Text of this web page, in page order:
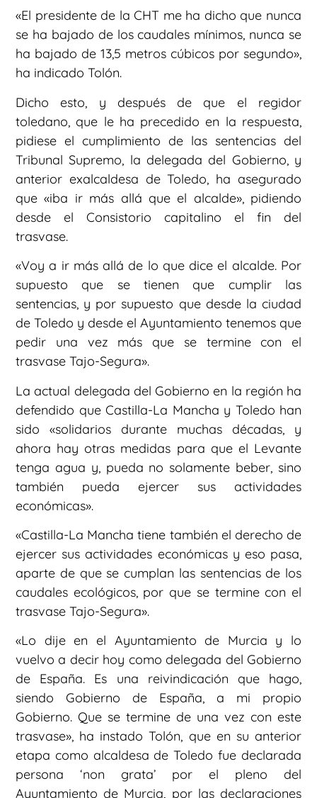
«El presidente de la CHT me ha dicho que nunca
se ha bajado de los caudales mínimos, nunca se
ha bajado de 13,5 metros cúbicos por segundo»,
ha indicado Tolón.
Dicho esto, y después de que el regidor
toledano, que le ha precedido en la respuesta,
pidiese el cumplimiento de las sentencias del
Tribunal Supremo, la delegada del Gobierno, y
anterior exalcaldesa de Toledo, ha asegurado
que «iba ir más allá que el alcalde», pidiendo
desde el Consistorio capitalino el fin del
trasvase.
«Voy a ir más allá de lo que dice el alcalde. Por
supuesto que se tienen que cumplir las
sentencias, y por supuesto que desde la ciudad
de Toledo y desde el Ayuntamiento tenemos que
pedir una vez más que se termine con el
trasvase Tajo-Segura».
La actual delegada del Gobierno en la región ha
defendido que Castilla-La Mancha y Toledo han
sido «solidarios durante muchas décadas, y
ahora hay otras medidas para que el Levante
tenga agua y, pueda no solamente beber, sino
también pueda ejercer sus actividades
económicas».
«Castilla-La Mancha tiene también el derecho de
ejercer sus actividades económicas y eso pasa,
aparte de que se cumplan las sentencias de los
caudales ecológicos, por que se termine con el
trasvase Tajo-Segura».
«Lo dije en el Ayuntamiento de Murcia y lo
vuelvo a decir hoy como delegada del Gobierno
de España. Es una reivindicación que hago,
siendo Gobierno de España, a mi propio
Gobierno. Que se termine de una vez con este
trasvase», ha instado Tolón, que en su anterior
etapa como alcaldesa de Toledo fue declarada
persona ‘non grata’ por el pleno del
Ayuntamiento de Murcia, por las declaraciones